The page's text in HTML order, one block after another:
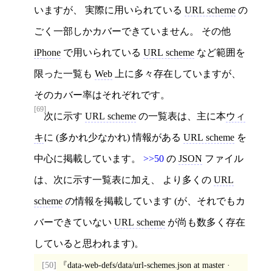
いますが、 実際に用いられている URL scheme の
ごく一部しかカバーできていません。 その他
iPhone で用いられている URL scheme など範囲を
限った一覧も Web 上に多々存在していますが、
そのカバー率はそれぞれです。
[69]
次に示す URL scheme の一覧表は、主に本ウィ
キに (多かれ少なかれ) 情報がある URL scheme を
中心に掲載しています。 >>50 の JSON ファイル
は、次に示す一覧表に加え、 より多くの URL
scheme の情報を掲載しています (が、それでもカ
バーできていない URL scheme が尚も数多く存在
していると思われます)。
[50] data-web-defs/data/url-schemes.json at master ·